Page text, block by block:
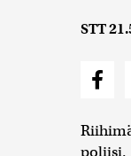
STT
poliisi.